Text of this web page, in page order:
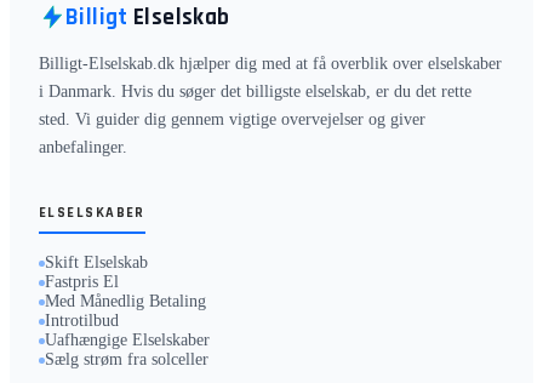
Billigt Elselskab
Billigt-Elselskab.dk hjælper dig med at få overblik over elselskaber
i Danmark. Hvis du søger det billigste elselskab, er du det rette
sted. Vi guider dig gennem vigtige overvejelser og giver
anbefalinger.
ELSELSKABER
Skift Elselskab
Fastpris El
Med Månedlig Betaling
Introtilbud
Uafhængige Elselskaber
Sælg strøm fra solceller